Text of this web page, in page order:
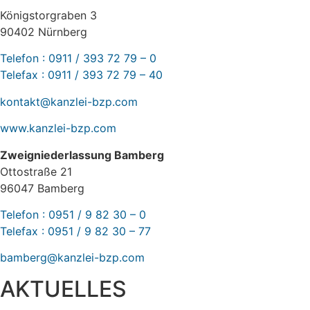
Königstorgraben 3
90402 Nürnberg
Telefon : 0911 / 393 72 79 – 0
Telefax : 0911 / 393 72 79 – 40
kontakt@kanzlei-bzp.com
www.kanzlei-bzp.com
Zweigniederlassung Bamberg
Ottostraße 21
96047 Bamberg
Telefon : 0951 / 9 82 30 – 0
Telefax : 0951 / 9 82 30 – 77
bamberg@kanzlei-bzp.com
AKTUELLES